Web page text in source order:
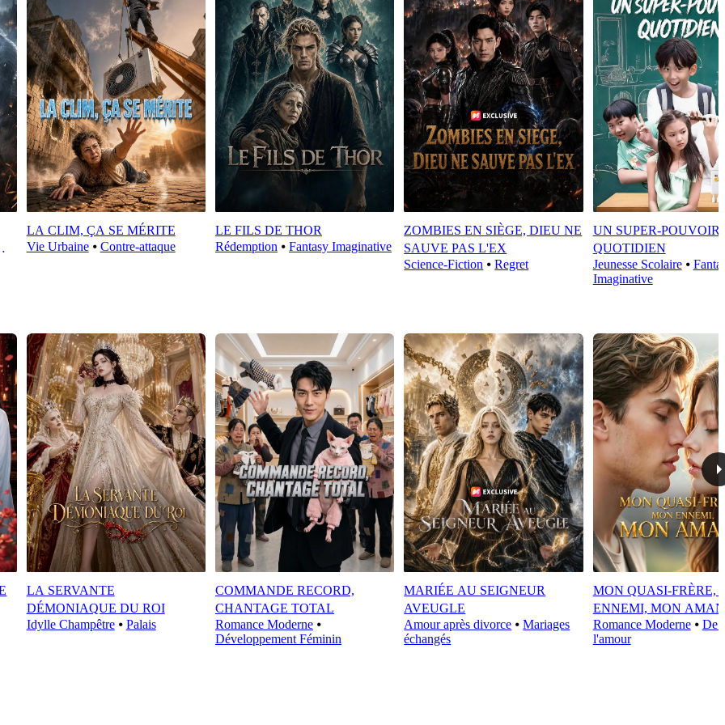
LA CLIM, ÇA SE MÉRITE
Vie Urbaine⦁ Contre-attaque
LE FILS DE THOR
Rédemption ⦁ Fantasy Imaginative
ZOMBIES EN SIÈGE, DIEU NE
SAUVE PAS L'EX
Science-Fiction ⦁Regret
UN SUPER-POUVOIR
QUOTIDIEN
Jeunesse Scolaire⦁
Imaginative
LA SERVANTE
DÉMONIAQUE DU ROI
Idylle Champêtre⦁ Palais
COMMANDE RECORD,
CHANTAGE TOTAL
Romance Moderne⦁
Développement Féminin
MARIÉE AU SEIGNEUR
AVEUGLE
Amour après divorce ⦁Mariages
échangés
MON QUASI-FRÈRE,
ENNEMI, MON
Romance Moderne⦁ De
l'amour